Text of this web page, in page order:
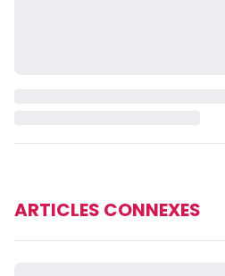
ARTICLES CONNEXES